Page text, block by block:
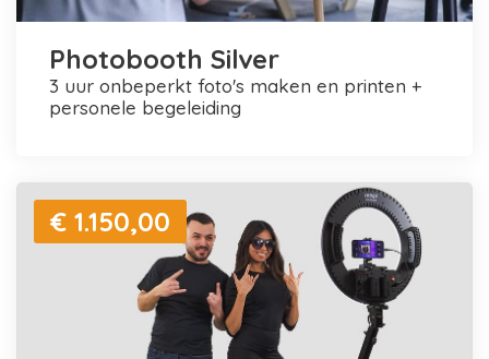
Photobooth Silver
3 uur onbeperkt foto's maken en printen +
personele begeleiding
€ 1.150,00